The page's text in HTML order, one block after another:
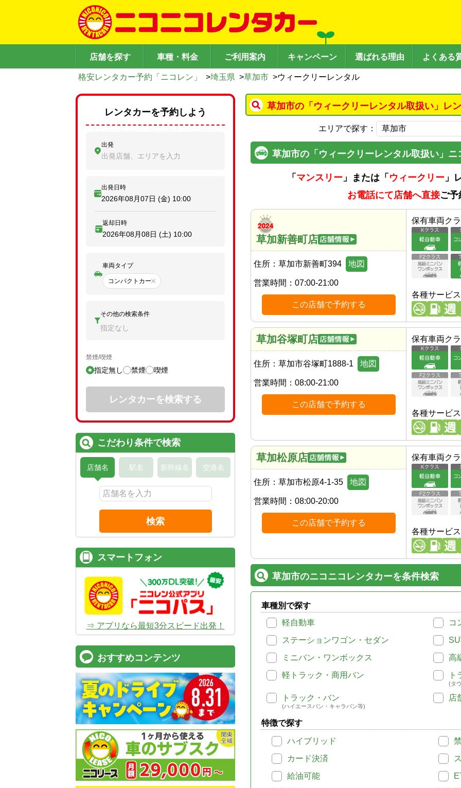
店舗を探す 車種・料金 ご利用案内 キャンペーン 選ばれる理由 よくある
格安レンタカー予約「ニコレン」 >埼玉県 >草加市 >ウィークリーレンタル
草加市の「ウィークリーレンタル取扱い」レ
エリアで探す：
草加市の「ウィークリーレンタル取扱い」
「 マンスリー 」または「 ウィークリー 」
お電話にて店舗へ直接ご予
草加新善町店
住所： 草加市新善町394 地図
営業時間： 07:00-21:00
この店舗で予約する
保有車両ク
各種サービス
草加谷塚町店
住所： 草加市谷塚町1888-1 地図
営業時間： 08:00-21:00
この店舗で予約する
保有車両ク
各種サービス
草加松原店
住所： 草加市松原4-1-35 地図
営業時間： 08:00-20:00
この店舗で予約する
保有車両ク
各種サービス
草加市のニコニコレンタカーを条件検索
車種別で探す
軽自動車
コ
ステーションワゴン・セダン
ミニバン・ワンボックス
高
軽トラック・商用バン
ト
(タ
トラック・バン
(ハイエースバン・キャラバン等)
店
特徴で探す
ハイブリッド
カード決済
給油可能
レンタカーを予約しよう
出発
出発店舗、エリアを入力
出発日時
2026年08月07日 (金) 10:00
返却日時
2026年08月08日 (土) 10:00
車両タイプ
コンパクトカー
その他の検索条件
指定なし
禁煙/喫煙
指定無し 禁煙 喫煙
レンタカーを検索する
こだわり条件で検索
店舗名 駅名 新幹線名 空港名
検索
スマートフォン
⇒ アプリなら最短3分スピード出発！
おすすめコンテンツ